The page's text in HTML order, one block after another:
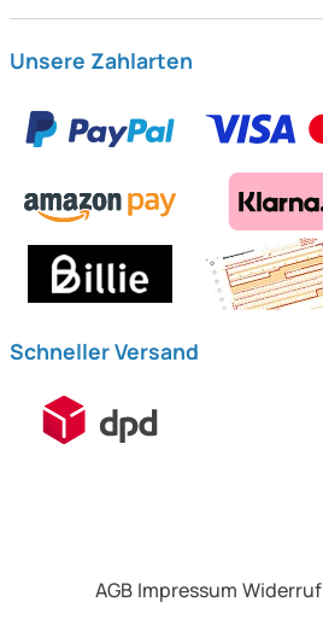
Unsere Zahlarten
Schneller Versand
AGB Impressum Widerruf